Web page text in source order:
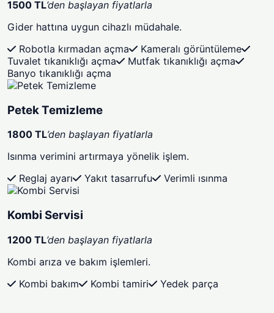
1500 TL’den başlayan fiyatlarla
Gider hattına uygun cihazlı müdahale.
Robotla kırmadan açma
Kameralı görüntüleme
Tuvalet tıkanıklığı açma
Mutfak tıkanıklığı açma
Banyo tıkanıklığı açma
Petek Temizleme
1800 TL’den başlayan fiyatlarla
Isınma verimini artırmaya yönelik işlem.
Reglaj ayarı
Yakıt tasarrufu Verimli ısınma
Kombi Servisi
1200 TL’den başlayan fiyatlarla
Kombi arıza ve bakım işlemleri.
Kombi bakım
Kombi tamiri Yedek parça